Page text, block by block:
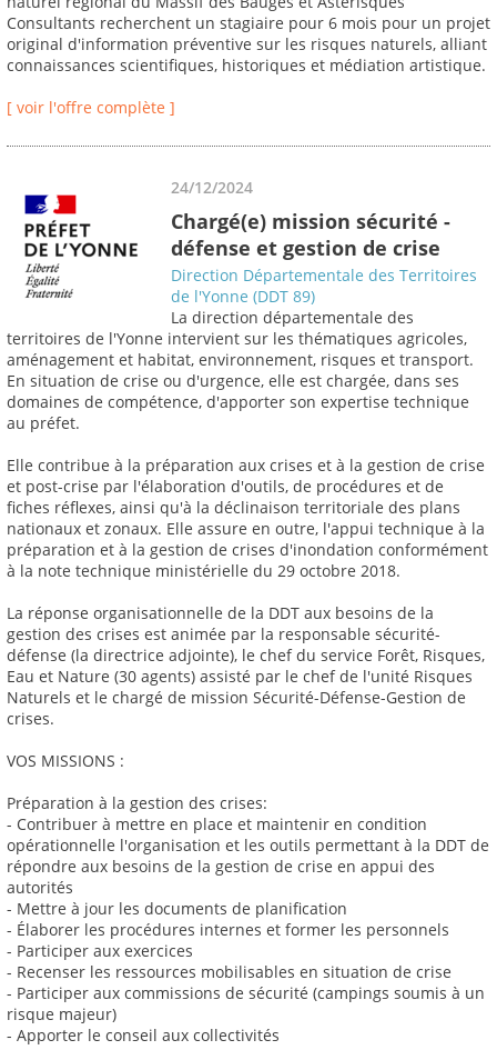
Consultants recherchent un stagiaire pour 6 mois pour un projet
original d'information préventive sur les risques naturels, alliant
connaissances scientifiques, historiques et médiation artistique.
[ voir l'offre complète ]
24/12/2024
Chargé(e) mission sécurité -
défense et gestion de crise
Direction Départementale des Territoires
de l'Yonne (DDT 89)
La direction départementale des
territoires de l'Yonne intervient sur les thématiques agricoles,
aménagement et habitat, environnement, risques et transport.
En situation de crise ou d'urgence, elle est chargée, dans ses
domaines de compétence, d'apporter son expertise technique
au préfet.
Elle contribue à la préparation aux crises et à la gestion de crise
et post-crise par l'élaboration d'outils, de procédures et de
fiches réflexes, ainsi qu'à la déclinaison territoriale des plans
nationaux et zonaux. Elle assure en outre, l'appui technique à la
préparation et à la gestion de crises d'inondation conformément
à la note technique ministérielle du 29 octobre 2018.
La réponse organisationnelle de la DDT aux besoins de la
gestion des crises est animée par la responsable sécurité-
défense (la directrice adjointe), le chef du service Forêt, Risques,
Eau et Nature (30 agents) assisté par le chef de l'unité Risques
Naturels et le chargé de mission Sécurité-Défense-Gestion de
crises.
VOS MISSIONS :
Préparation à la gestion des crises:
- Contribuer à mettre en place et maintenir en condition
opérationnelle l'organisation et les outils permettant à la DDT de
répondre aux besoins de la gestion de crise en appui des
autorités
- Mettre à jour les documents de planification
- Élaborer les procédures internes et former les personnels
- Participer aux exercices
- Recenser les ressources mobilisables en situation de crise
- Participer aux commissions de sécurité (campings soumis à un
risque majeur)
- Apporter le conseil aux collectivités